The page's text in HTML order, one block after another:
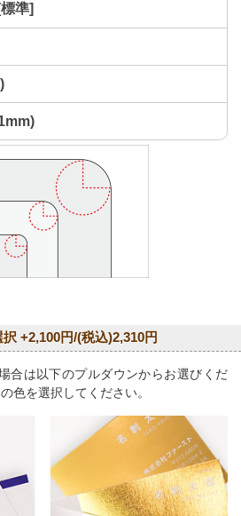
準]
+2,100円/(税込)2,310円
合は以下のプルダウンからお選びくだ
色を選択してください。